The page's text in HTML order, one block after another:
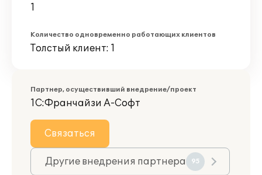
1
Количество одновременно работающих клиентов
Толстый клиент: 1
Партнер, осуществивший внедрение/проект
1С:Франчайзи А-Софт
Связаться
Другие внедрения партнера 95